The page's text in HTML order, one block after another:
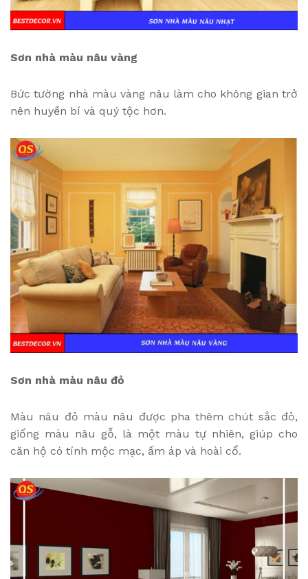
Sơn nhà màu nâu vàng
Bức tường nhà màu vàng nâu làm cho không gian trở
nên huyền bí và quý tộc hơn.
Sơn nhà màu nâu đỏ
Màu nâu đỏ màu nâu được pha thêm chút sắc đỏ,
giống màu nâu gỗ, là một màu tự nhiên, giúp cho
căn hộ có tính mộc mạc, ấm áp và hoài cổ.